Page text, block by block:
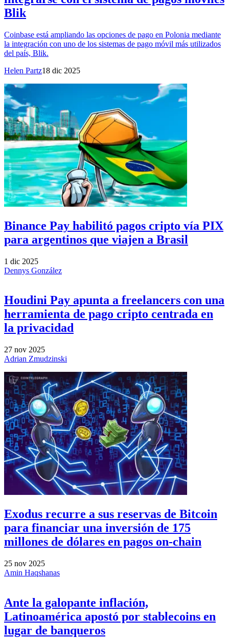
Blik
Coinbase está ampliando las opciones de pago en Polonia mediante
la integración con uno de los sistemas de pago móvil más utilizados
del país, Blik.
Helen Partz18 dic 2025
Binance Pay habilitó pagos cripto vía PIX
para argentinos que viajen a Brasil
1 dic 2025
Dennys González
Houdini Pay apunta a freelancers con una
herramienta de pago cripto centrada en
la privacidad
27 nov 2025
Adrian Zmudzinski
Exodus recurre a sus reservas de Bitcoin
para financiar una inversión de 175
millones de dólares en pagos on-chain
25 nov 2025
Amin Haqshanas
Ante la galopante inflación,
Latinoamérica apostó por stablecoins en
lugar de banqueros